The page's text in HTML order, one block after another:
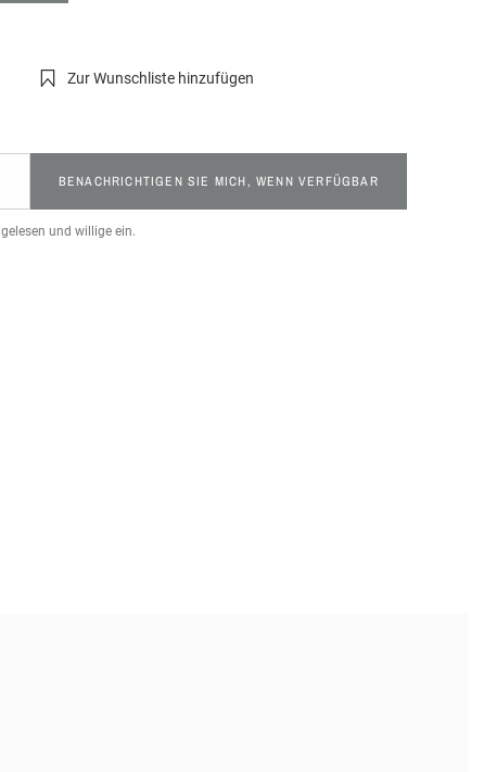
Zur Wunschliste hinzufügen
BENACHRICHTIGEN SIE MICH, WENN VERFÜGBAR
gelesen und willige ein.